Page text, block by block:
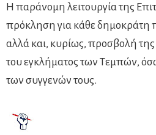
Η παράνομη λειτουργία της
πρόκληση για κάθε δημοκράτη
αλλά και, κυρίως, προσβολή
του εγκλήματος των Τεμπών,
των συγγενών τους.